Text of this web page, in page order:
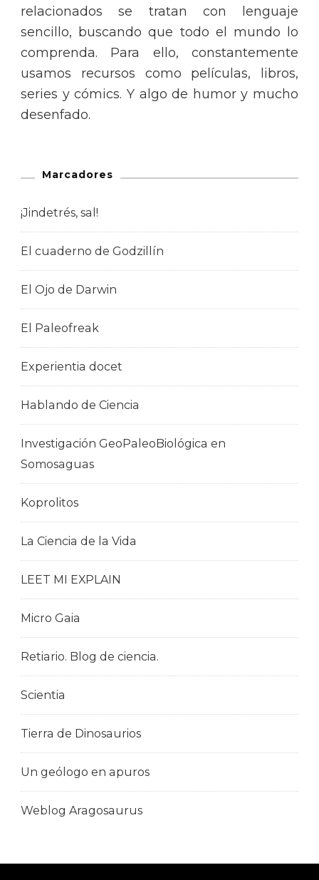
relacionados se tratan con lenguaje
sencillo, buscando que todo el mundo lo
comprenda. Para ello, constantemente
usamos recursos como películas, libros,
series y cómics. Y algo de humor y mucho
desenfado.
Marcadores
¡Jindetrés, sal!
El cuaderno de Godzillín
El Ojo de Darwin
El Paleofreak
Experientia docet
Hablando de Ciencia
Investigación GeoPaleoBiológica en
Somosaguas
Koprolitos
La Ciencia de la Vida
LEET MI EXPLAIN
Micro Gaia
Retiario. Blog de ciencia.
Scientia
Tierra de Dinosaurios
Un geólogo en apuros
Weblog Aragosaurus